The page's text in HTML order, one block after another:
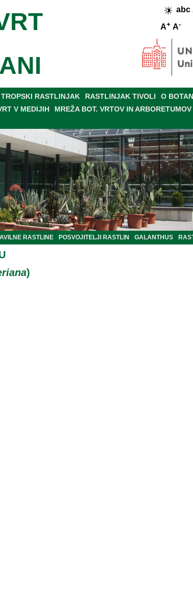
abc
A+ A-
TROPSKI RASTLINJAK RASTLINJAK TIVOLI O
V MEDIJIH MREŽA BOT. VRTOV IN ARBORETUMOV
RASTLINE POSVOJITELJI RASTLIN GALANTHUS
)